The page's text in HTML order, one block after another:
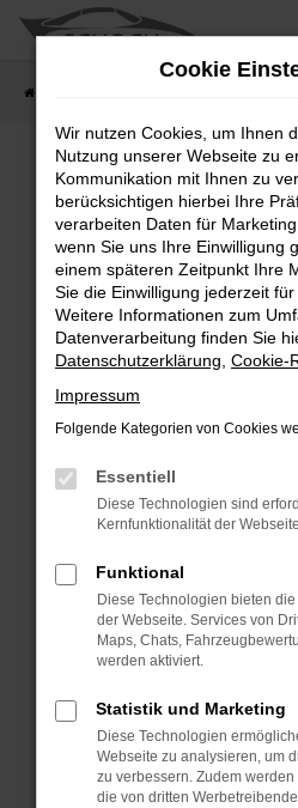
Zum
Fehler: Network
Beim Laden ist ein Fehler
Hier sind ein paar Tipps, die
Überprüfe deine
Internetverbindung.
Laden andere Webseiten,
Suchmaschine?
Prüfe deine
können das Laden
verhindern. Funktioniert
Fenster?
Starte dein Gerät neu.
Das kann manchmal
Probleme zu beheben.
Betriebssystem auf
sind.
Veraltete Software birgt
Sicherheitsrisiko,
Cookie
Wir nutzen Cookies, um Ihnen
Nutzung unserer Webseite zu
Kommunikation mit Ihnen zu
berücksichtigen hierbei Ihre
verarbeiten Daten für
wenn Sie uns Ihre Einwilligung
einem späteren Zeitpunkt Ihre
Sie die Einwilligung jederzeit
Weitere Informationen zum
Datenverarbeitung finden Sie
Datenschutzerklärung Cookie-
Impressum
Folgende Kategorien von Cookies
Essentiell
Diese Technologien sind
Kernfunktionalität der
Funktional
Diese Technologien bieten
der Webseite. Services von
Maps, Chats,
werden aktiviert.
Statistik und Marketing
Diese Technologien
Webseite zu analysieren, um
zu verbessern. Zudem
die von dritten